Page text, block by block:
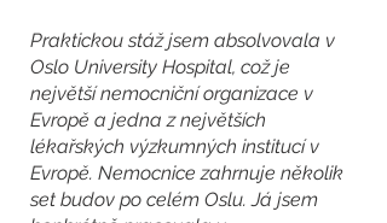
Praktickou stáž jsem absolvovala v
Oslo University Hospital, což je
největší nemocniční organizace v
Evropě a jedna z největších
lékařských výzkumných institucí v
Evropě. Nemocnice zahrnuje několik
set budov po celém Oslu. Já jsem